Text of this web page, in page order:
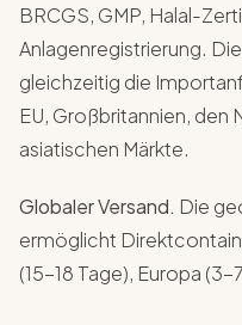
BRCGS, GMP, Halal-
Anlagenregistrierung.
gleichzeitig die
EU, Großbritannien, den
asiatischen Märkte.
Globaler Versand. Die
ermöglicht
(15-18 Tage), Europa (3-